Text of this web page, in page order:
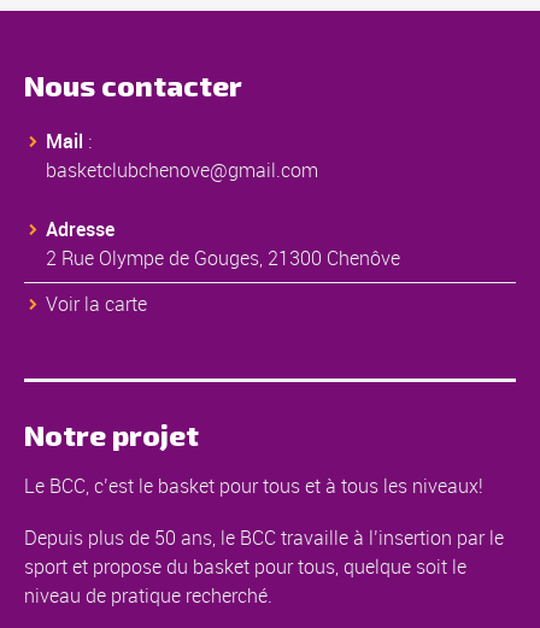
Nous contacter
Mail :
basketclubchenove@gmail.com
Adresse
2 Rue Olympe de Gouges, 21300 Chenôve
Voir la carte
Notre projet
Le BCC, c’est le basket pour tous et à tous les niveaux!
Depuis plus de 50 ans, le BCC travaille à l’insertion par le
sport et propose du basket pour tous, quelque soit le
niveau de pratique recherché.